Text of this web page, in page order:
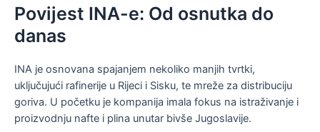
Povijest INA-e: Od osnutka do
danas
INA je osnovana spajanjem nekoliko manjih tvrtki,
uključujući rafinerije u Rijeci i Sisku, te mreže za distribuciju
goriva. U početku je kompanija imala fokus na istraživanje i
proizvodnju nafte i plina unutar bivše Jugoslavije.